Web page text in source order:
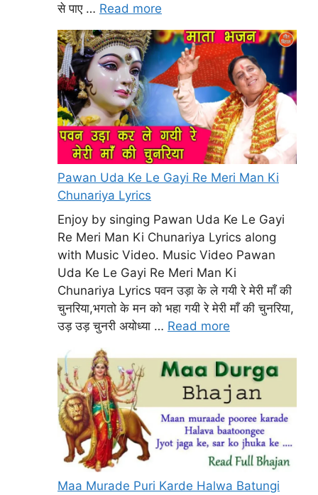
से पाए … Read more
Pawan Uda Ke Le Gayi Re Meri Man Ki
Chunariya Lyrics
Enjoy by singing Pawan Uda Ke Le Gayi
Re Meri Man Ki Chunariya Lyrics along
with Music Video. Music Video Pawan
Uda Ke Le Gayi Re Meri Man Ki
Chunariya Lyrics पवन उड़ा के ले गयी रे मेरी माँ की
चुनरिया,भगतो के मन को भहा गयी रे मेरी माँ की चुनरिया,
उड़ उड़ चुनरी अयोध्या … Read more
Maa Murade Puri Karde Halwa Batungi